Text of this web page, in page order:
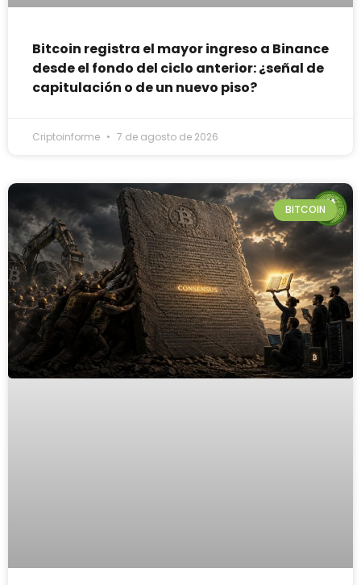
Bitcoin registra el mayor ingreso a Binance
desde el fondo del ciclo anterior: ¿señal de
capitulación o de un nuevo piso?
Criptoinforme 7 de agosto de 2026
BITCOIN